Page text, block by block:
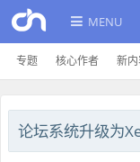
MENU
专题 核心作者 新
论坛系统升级为